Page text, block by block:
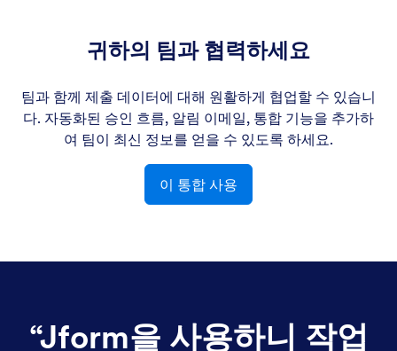
귀하의 팀과 협력하세요
팀과 함께 제출 데이터에 대해 원활하게 협업할 수 있습니
다. 자동화된 승인 흐름, 알림 이메일, 통합 기능을 추가하
여 팀이 최신 정보를 얻을 수 있도록 하세요.
이 통합 사용
“Jform을 사용하니 작업